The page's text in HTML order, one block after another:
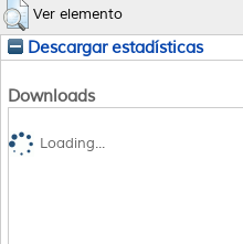
Ver elemento
Descargar estadísticas
Downloads
Loading...